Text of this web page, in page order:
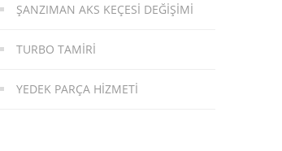
ŞANZIMAN AKS KEÇESI DEĞIŞIMI
TURBO TAMIRI
YEDEK PARÇA HIZMETI